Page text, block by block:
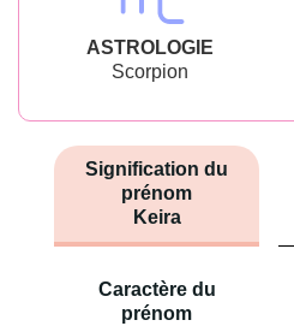
ASTROLOGIE
Scorpion
Signification du
prénom
Keira
Caractère du
prénom